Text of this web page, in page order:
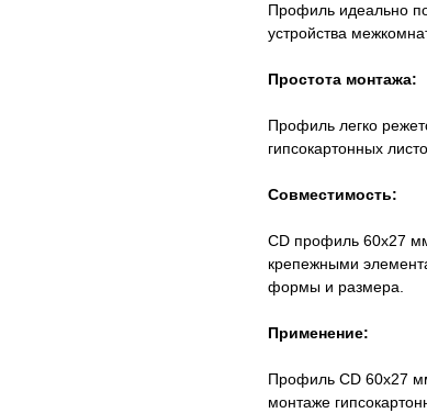
Профиль идеально
устройства
Простота монтажа:
Профиль легко
гипсокартонных
Совместимость:
CD профиль 60x27
крепежными
формы и размера.
Применение:
Профиль CD 60x27
монтаже